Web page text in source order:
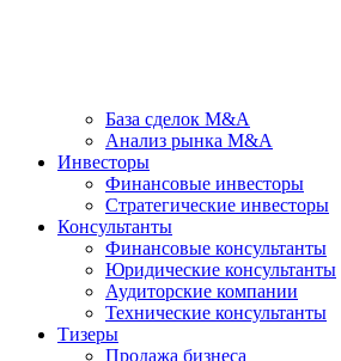
База сделок M&A
Анализ рынка M&A
Инвесторы
Финансовые инвесторы
Стратегические инвесторы
Консультанты
Финансовые консультанты
Юридические консультанты
Аудиторские компании
Технические консультанты
Тизеры
Продажа бизнеса